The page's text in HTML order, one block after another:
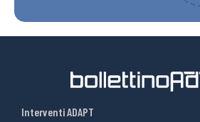
Interventi ADAPT